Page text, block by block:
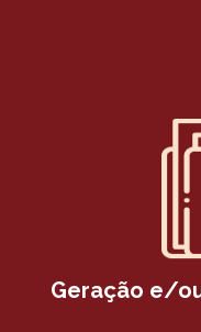
Geração e/